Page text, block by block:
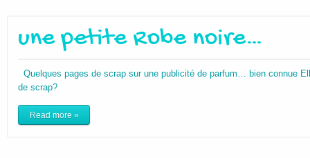
une petite Robe noire…
Quelques pages de scrap sur une publicité de parfum… bien connue
de scrap?
Read more »